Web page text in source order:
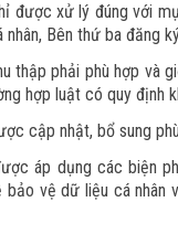
được xử lý đúng với
Bên thứ ba đăng
thập phải phù hợp và
hợp luật có quy định
cập nhật, bổ sung
áp dụng các biện
bảo vệ dữ liệu cá